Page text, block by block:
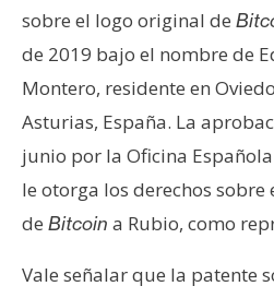
sobre el logo original de
de 2019 bajo el nombre de
Montero, residente en
Asturias, España. La
junio por la Oficina
le otorga los derechos
de Bitcoin a Rubio, como
Vale señalar que la patente